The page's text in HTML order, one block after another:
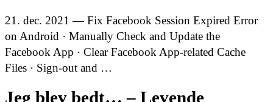
21. dec. 2021 — Fix Facebook Session Expired Error
on Android · Manually Check and Update the
Facebook App · Clear Facebook App-related Cache
Files · Sign-out and …
Jeg blev bedt… – Levende